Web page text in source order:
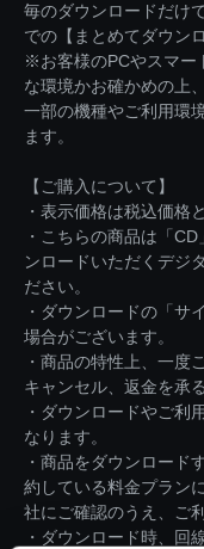
毎のダウンロードだけ
での【まとめてダウン
※お客様のPCやスマー
な環境かお確かめの上
一部の機種やご利用環
ます。
【ご購入について】
・表示価格は税込価格
・こちらの商品は「
ンロードいただくデジ
ださい。
・ダウンロードの「サ
場合がございます。
・商品の特性上、一度
キャンセル、返金を承
・ダウンロードやご利
なります。
・商品をダウンロード
約している料金プラン
社にご確認のうえ、ご
・ダウンロード時、回